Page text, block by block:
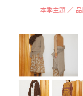
本季主題／